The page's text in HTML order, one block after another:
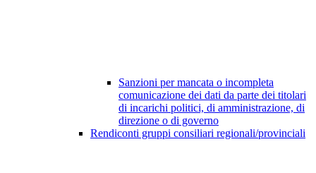
Sanzioni per mancata o incompleta
comunicazione dei dati da parte dei titolari
di incarichi politici, di amministrazione, di
direzione o di governo
Rendiconti gruppi consiliari regionali/provinciali